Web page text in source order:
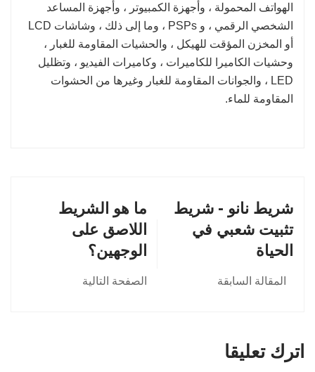
الهواتف المحمولة ، وأجهزة الكمبيوتر ، وأجهزة المساعد
الشخصي الرقمي ، و PSPs ، وما إلى ذلك ، وشاشات LCD
أو المخزن المؤقت للهيكل ، والحشيات المقاومة للغبار ،
وحشيات الكاميرا للكاميرات ، وكاميرات الفيديو ، وتظليل
LED ، والجوانات المقاومة للغبار وغيرها من الحشوات
المقاومة للماء.
شريط نانو - شريط
تثبيت شعبي في
الحياة
المقالة السابقة
ما هو الشريط
اللاصق على
الوجهين؟
الصفحة التالية
اترك تعليقا